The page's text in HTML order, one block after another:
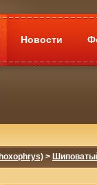
Новости
>